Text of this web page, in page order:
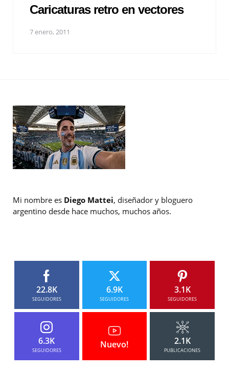
Caricaturas retro en vectores
7 enero, 2011
Mi nombre es Diego Mattei, diseñador y bloguero
argentino desde hace muchos, muchos años.
22.8K
SEGUIDORES
6.9K
SEGUIDORES
3.1K
SEGUIDORES
6.3K
SEGUIDORES
Nuevo! 2.1K
PUBLICACIONES